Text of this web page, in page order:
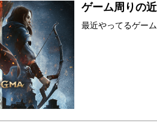
ゲーム周りの
最近やってるゲー